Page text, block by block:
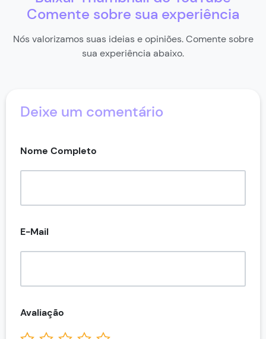
Comente sobre sua experiência
Nós valorizamos suas ideias e opiniões. Comente sobre
sua experiência abaixo.
Deixe um comentário
Nome Completo
E-Mail
Avaliação